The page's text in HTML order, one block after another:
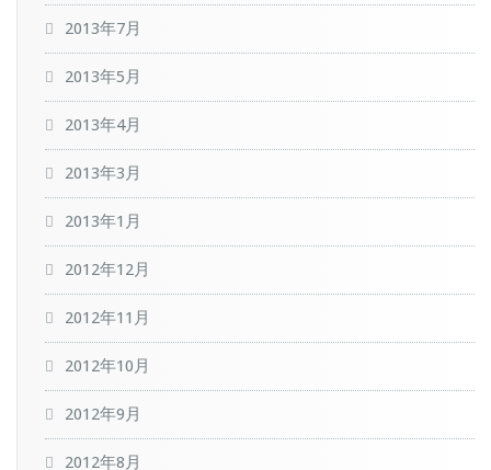
2013年7月
2013年5月
2013年4月
2013年3月
2013年1月
2012年12月
2012年11月
2012年10月
2012年9月
2012年8月